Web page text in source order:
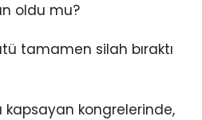
oldu mu?
tamamen silah bıraktı
kapsayan kongrelerinde,